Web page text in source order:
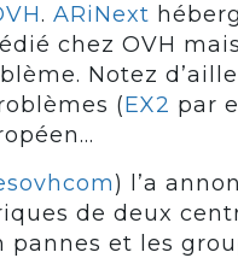
. ARiNext
chez OVH
Notez
(EX2 par
) l’a
de deux
pannes et les